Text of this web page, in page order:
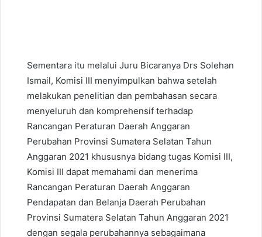
Sementara itu melalui Juru Bicaranya Drs Solehan
Ismail, Komisi III menyimpulkan bahwa setelah
melakukan penelitian dan pembahasan secara
menyeluruh dan komprehensif terhadap
Rancangan Peraturan Daerah Anggaran
Perubahan Provinsi Sumatera Selatan Tahun
Anggaran 2021 khususnya bidang tugas Komisi III,
Komisi III dapat memahami dan menerima
Rancangan Peraturan Daerah Anggaran
Pendapatan dan Belanja Daerah Perubahan
Provinsi Sumatera Selatan Tahun Anggaran 2021
dengan segala perubahannya sebagaimana